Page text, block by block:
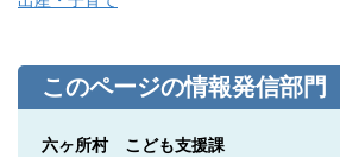
このページの情報発信部門
六ヶ所村 こども支援課